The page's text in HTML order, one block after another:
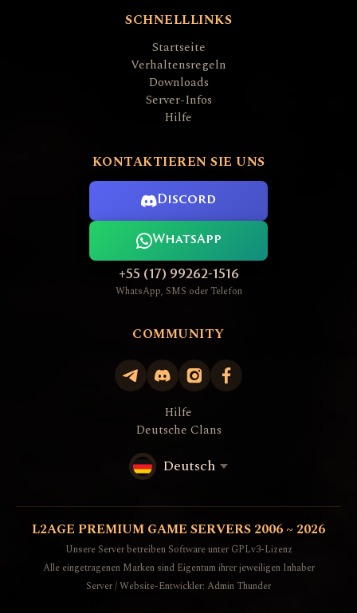
SCHNELLLINKS
Startseite
Verhaltensregeln
Downloads
Server-Infos
Hilfe
KONTAKTIEREN SIE UNS
Discord
WhatsApp
+55 (17) 99262-1516
WhatsApp, SMS oder Telefon
COMMUNITY
Hilfe
Deutsche Clans
Deutsch
L2AGE PREMIUM GAME SERVERS 2006 ~ 2026
Unsere Server betreiben Software unter GPLv3-Lizenz
Alle eingetragenen Marken sind Eigentum ihrer jeweiligen Inhaber
Server / Website-Entwickler: Admin Thunder